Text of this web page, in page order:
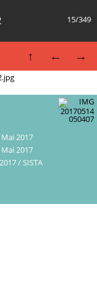
15/349
2017
2017
/SISTA